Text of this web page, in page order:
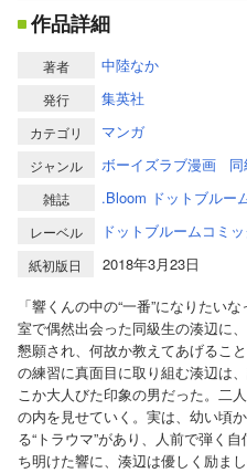
作品詳細
著者 中陸なか
発行 集英社
カテゴリ マンガ
ジャンル ボーイズラブ漫画
雑誌 .Bloom ドットブルー
レーベル ドットブルームコミ
紙初版日
2018年3月23日
「響くんの中の“一番”になりた
室で偶然出会った同級生の湊辺に
懇願され、何故か教えてあげるこ
の練習に真面目に取り組む湊辺は
こか大人びた印象の男だった。二
の内を見せていく。実は、幼い頃
る“トラウマ”があり、人前で弾く
ち明けた響に、湊辺は優しく励ま